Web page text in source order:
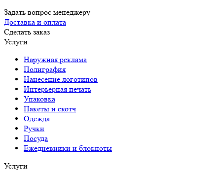
Задать вопрос менеджеру
Доставка и оплата
Сделать заказ
Услуги
Наружная реклама
Полиграфия
Нанесение логотипов
Интерьерная печать
Упаковка
Пакеты и скотч
Одежда
Ручки
Посуда
Ежедневники и блокноты
Услуги